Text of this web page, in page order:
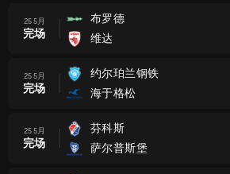
25 5月
完场
布罗德
维达
25 5月
完场
约尔珀兰钢铁
海于格松
25 5月
完场
芬科斯
萨尔普斯堡